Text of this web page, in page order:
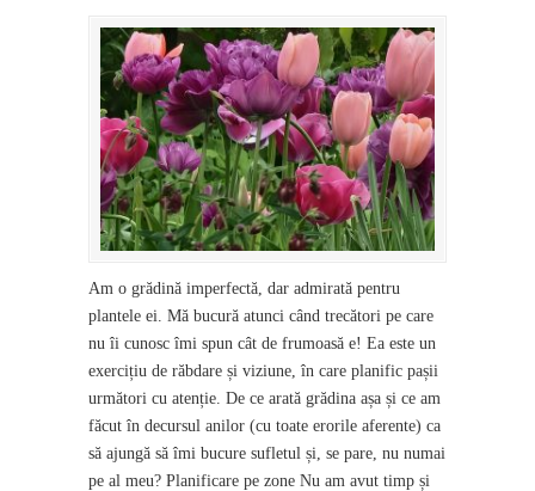
Am o grădină imperfectă, dar admirată pentru
plantele ei. Mă bucură atunci când trecători pe care
nu îi cunosc îmi spun cât de frumoasă e! Ea este un
exercițiu de răbdare și viziune, în care planific pașii
următori cu atenție. De ce arată grădina așa și ce am
făcut în decursul anilor (cu toate erorile aferente) ca
să ajungă să îmi bucure sufletul și, se pare, nu numai
pe al meu? Planificare pe zone Nu am avut timp și